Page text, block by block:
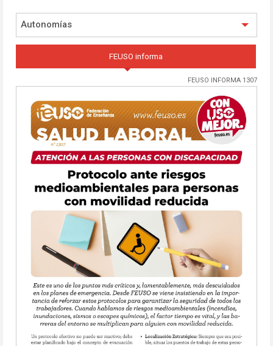
Autonomías
FEUSO informa
FEUSO INFORMA 1307